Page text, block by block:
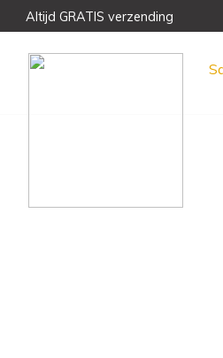
Altijd GRATIS verzending
Meest unieke collectie en het